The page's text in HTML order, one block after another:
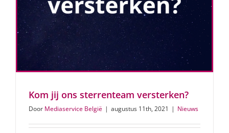
Kom jij ons sterrenteam versterken?
Door Mediaservice België | augustus 11th, 2021 | Nieuws